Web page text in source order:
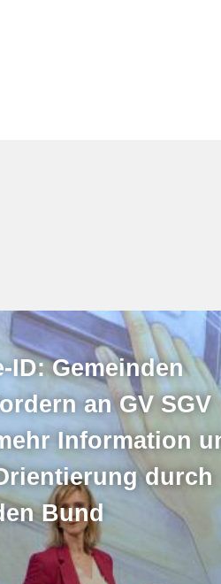
ID: Gemeinden
an GV SGV
Information
durch
Bund